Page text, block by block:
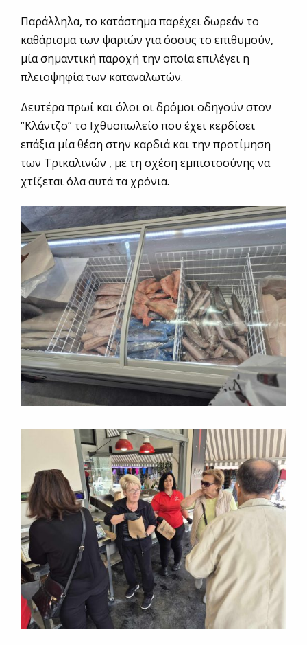
Παράλληλα, το κατάστημα παρέχει δωρεάν το
καθάρισμα των ψαριών για όσους το επιθυμούν,
μία σημαντική παροχή την οποία επιλέγει η
πλειοψηφία των καταναλωτών.
Δευτέρα πρωί και όλοι οι δρόμοι οδηγούν στον
“Κλάντζο” το Ιχθυοπωλείο που έχει κερδίσει
επάξια μία θέση στην καρδιά και την προτίμηση
των Τρικαλινών , με τη σχέση εμπιστοσύνης να
χτίζεται όλα αυτά τα χρόνια.